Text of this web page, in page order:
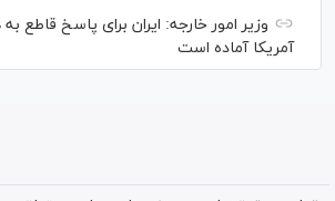
وزیر امور خارجه: ایران برای پاسخ قاطع
آمریکا آماده است